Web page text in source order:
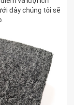
đây chúng tôi sẽ